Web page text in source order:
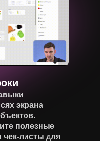
экрана
полезные
чек-листы для